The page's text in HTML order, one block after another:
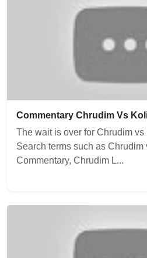
Commentary Chrudim Vs
The wait is over for Chrudim
Search terms such as
Commentary, Chrudim L...